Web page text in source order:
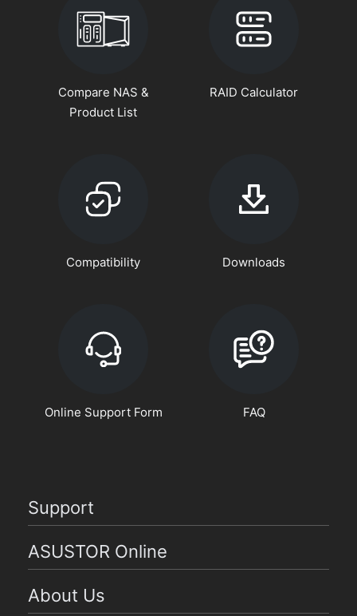
Compare NAS &
Product List
RAID Calculator
Compatibility Downloads
Online Support Form FAQ
Support
ASUSTOR Online
About Us